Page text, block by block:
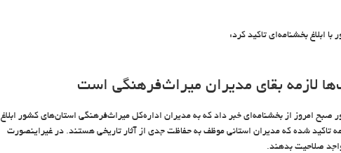
ابلاغ بخشنامه‌ای تاکید کرد:
لازمه بقای مدیران میراث‌فرهنگی است
صبح امروز از بخشنامه‌ای خبر داد که‌‌ به مدیران اداره‌‌کل میراث‌فرهنگی استان‌های کشور ابلاغ
تاکید شده که مدیران استانی موظف به حفاظت جدی از آثار تاریخی هستند. در غیراینصورت
واجد صلاحیت بدهند.